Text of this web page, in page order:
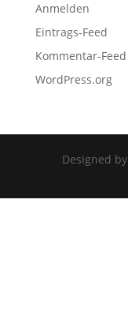
Anmelden
Eintrags-Feed
Kommentar-Feed
WordPress.org
Designed by